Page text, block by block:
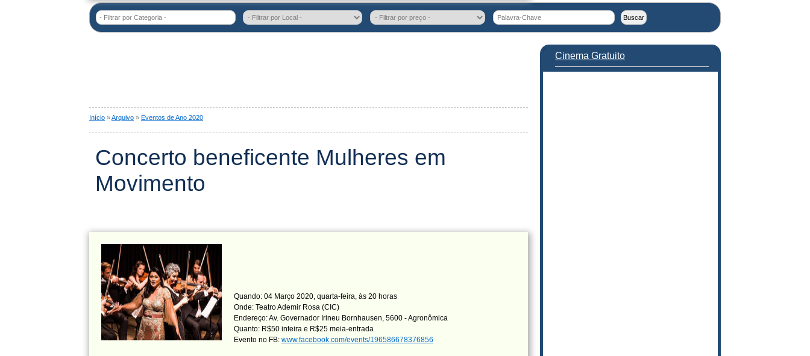
- Filtrar por Categoria -
Início »Arquivo » Eventos de Ano 2020
Concerto beneficente Mulheres em
Movimento
Quando: 04 Março 2020, quarta-feira, às 20 horas
Onde: Teatro Ademir Rosa (CIC)
Endereço: Av. Governador Irineu Bornhausen, 5600 - Agronômica
Quanto: R$50 inteira e R$25 meia-entrada
Evento no FB: www.facebook.com/events/196586678376856
Cinema Gratuito